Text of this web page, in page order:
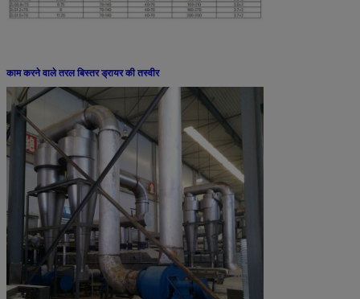
काम करने वाले तरल बिस्तर ड्रायर की तस्वीर